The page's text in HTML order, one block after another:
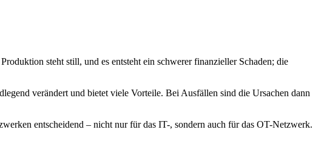
steht still, und es entsteht ein schwerer finanzieller Schaden; die
verändert und bietet viele Vorteile. Bei Ausfällen sind die Ursachen dann
entscheidend – nicht nur für das IT-, sondern auch für das OT-Netzwerk.